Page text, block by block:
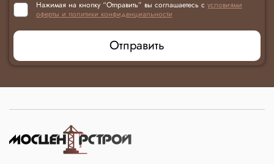
Нажимая на кнопку “Отправить” вы соглашаетесь с условиями
оферты и политики конфиденциальности
Отправить